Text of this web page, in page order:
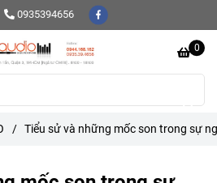
0935394656
0
/ Tiểu sử và những mốc son trong sự